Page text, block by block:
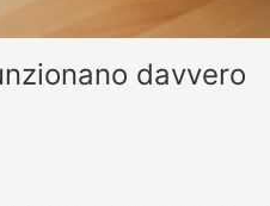
davvero